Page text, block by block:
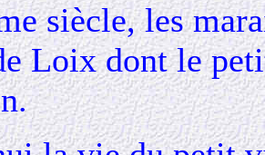
siècle, les
Loix dont le